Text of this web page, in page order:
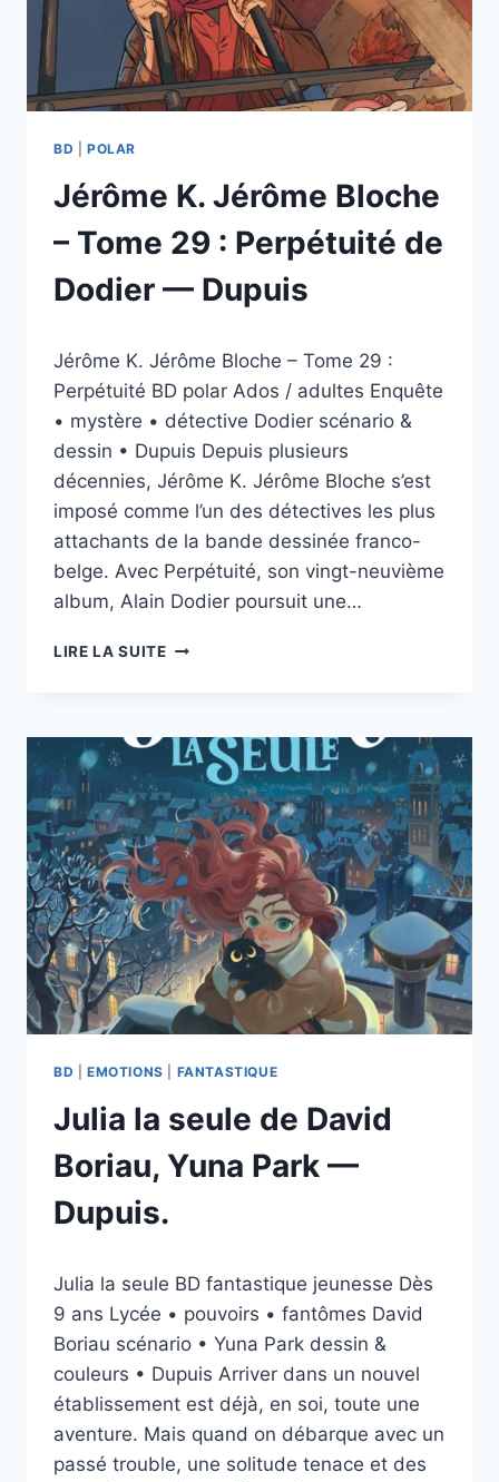
BD POLAR
Jérôme K. Jérôme Bloche
– Tome 29 : Perpétuité de
Dodier — Dupuis
esther.vernier@gmail.com
Jérôme K. Jérôme Bloche – Tome 29 :
Perpétuité BD polar Ados / adultes Enquête
• mystère • détective Dodier scénario &
dessin • Dupuis Depuis plusieurs
décennies, Jérôme K. Jérôme Bloche s’est
imposé comme l’un des détectives les plus
attachants de la bande dessinée franco-
belge. Avec Perpétuité, son vingt-neuvième
album, Alain Dodier poursuit une…
LIRE LA SUITEJÉRÔME
–
TOME
:
PERPÉTUITÉ
DE
DODIER
—
DUPUIS
BD EMOTIONS FANTASTIQUE
Julia la seule de David
Boriau, Yuna Park —
Dupuis.
esther.vernier@gmail.com
Julia la seule BD fantastique jeunesse Dès
9 ans Lycée • pouvoirs • fantômes David
Boriau scénario • Yuna Park dessin &
couleurs • Dupuis Arriver dans un nouvel
établissement est déjà, en soi, toute une
aventure. Mais quand on débarque avec un
passé trouble, une solitude tenace et des